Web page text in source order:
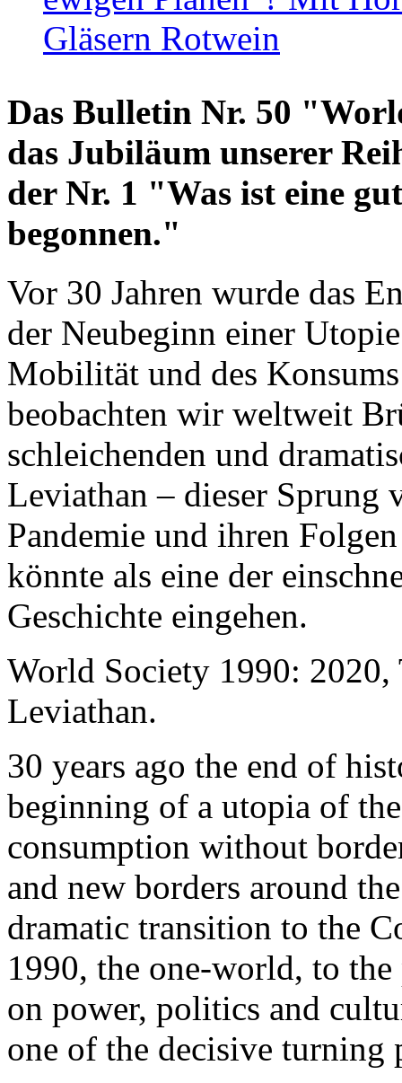
Gläsern Rotwein
Das Bulletin Nr. 50
das Jubiläum unserer
der Nr. 1 "Was ist eine
begonnen."
Vor 30 Jahren wurde das
der Neubeginn einer
Mobilität und des
beobachten wir weltweit
schleichenden und
Leviathan – dieser Sprung
Pandemie und ihren
könnte als eine der
Geschichte eingehen.
World Society 1990: 2020,
Leviathan.
30 years ago the end of
beginning of a utopia of
consumption without
and new borders around
dramatic transition to the
1990, the one-world, to the
on power, politics and
one of the decisive turning